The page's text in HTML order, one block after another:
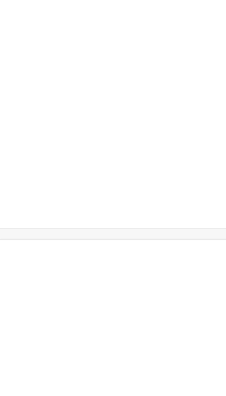
Podle zákona o evidenci tržeb je prodávající